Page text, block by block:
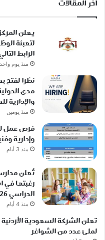
أخر المقالات
يعلن
لتعبئة
الرابط
منذ يوم واحد
نظرا لفتح
مدى
والإدارية
منذ يومين
فرص عمل
وإدارية
منذ 3 أيام
تُعلن
رغبتها في
الدراسي 2026–2027
منذ 4 أيام
تعلن الشركة السعودية الأردنية
لملئ عدد من الشواغر